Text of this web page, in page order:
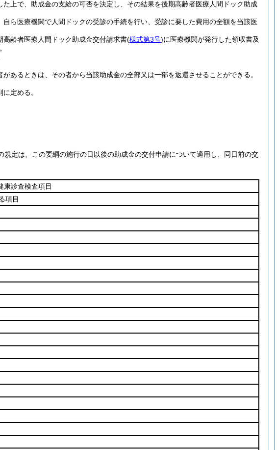
上で、助成金の支給の可否を決定し、その結果を後期高齢者医療人間ドック助成
ら医療機関で人間ドックの受診の手続を行い、受診に要した費用の全額を当該医
齢者医療人間ドック助成金交付請求書(様式第3号)に医療機関が発行した領収書及
あるときは、その者から当該助成金の全部又は一部を返還させることができる。
定める。
定は、この要綱の施行の日以後の助成金の交付申請について適用し、同日前の交
康診査検査項目
項目